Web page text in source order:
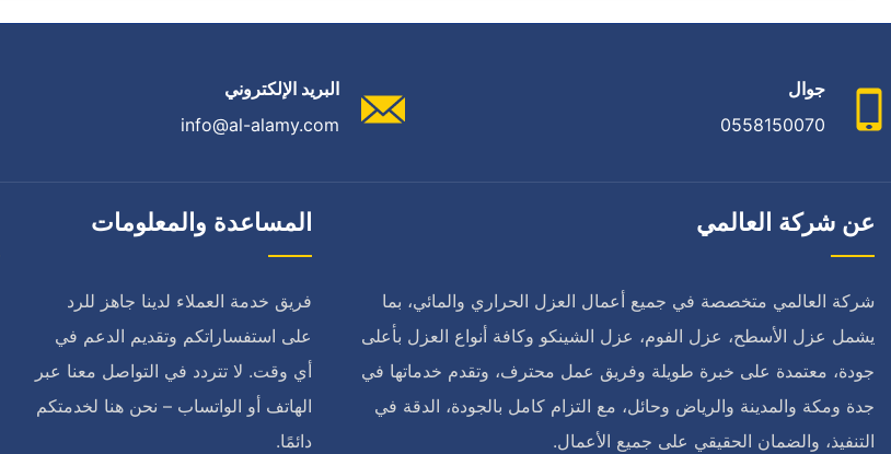
جوال
0558150070
البريد الإلكتروني
info@al-alamy.com
عن شركة العالمي
شركة العالمي متخصصة في جميع أعمال العزل الحراري والمائي، بما
يشمل عزل الأسطح، عزل الفوم، عزل الشينكو وكافة أنواع العزل بأعلى
جودة، معتمدة على خبرة طويلة وفريق عمل محترف، وتقدم خدماتها في
جدة ومكة والمدينة والرياض وحائل، مع التزام كامل بالجودة، الدقة في
التنفيذ، والضمان الحقيقي على جميع الأعمال.
المساعدة والمعلومات
فريق خدمة العملاء لدينا جاهز للرد
على استفساراتكم وتقديم الدعم في
أي وقت. لا تتردد في التواصل معنا عبر
الهاتف أو الواتساب – نحن هنا لخدمتكم
دائمًا.